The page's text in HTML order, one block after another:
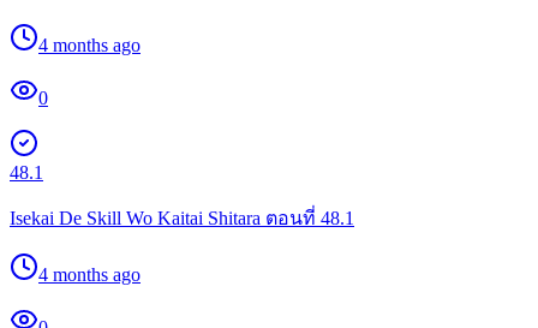
4 months ago
0
48.1
Isekai De Skill Wo Kaitai Shitara ตอนที่ 48.1
4 months ago